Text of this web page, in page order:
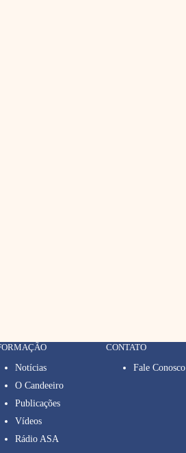
Notícias
O Candeeiro
Publicações
Vídeos
Rádio ASA
CONTATO
Fale Conosco